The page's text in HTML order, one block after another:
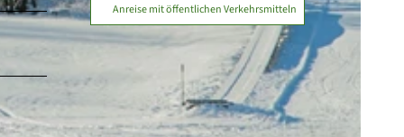
Anreise mit öffentlichen Verkehrsmitteln